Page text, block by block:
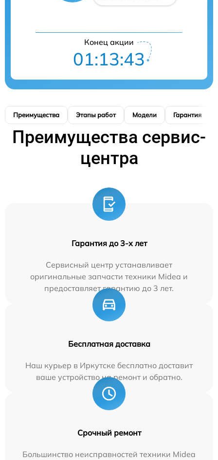
Конец акции
01:13:42
Преимущества Этапы работ Модели Гарантия
Преимущества сервис-
центра
Гарантия до 3-х лет
Сервисный центр устанавливает
оригинальные запчасти техники Midea и
предоставляет гарантию до 3 лет.
Бесплатная доставка
Наш курьер в Иркутске бесплатно доставит
ваше устройство на ремонт и обратно.
Срочный ремонт
Большинство неисправностей техники Midea